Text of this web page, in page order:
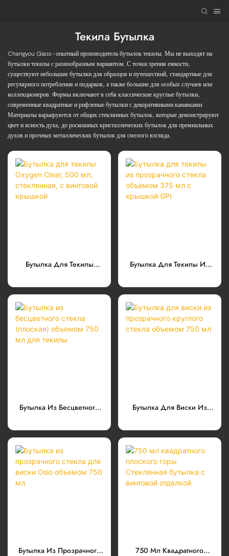
Текила Бутылка
Changyou Glass - опытный производитель бутылок текилы. Мы не выходят на
бутылки текилы с разнообразным вариантом. С точки зрения емкости,
существуют небольшие бутылки для образцов и путешествий, стандартные для
регулярного потребления и подарков, а также большие для особых случаев или
коллекционеров. Формы включают в себя классические круглые бутылки,
современные квадратные и рифленые бутылки с декоративными канавками.
Материалы варьируются от общих стеклянных бутылок, которые демонстрируют
цвет и ясность духа, до роскошных кристаллических бутылок для премиальных
духов и прочных металлических бутылок для смелого взгляда.
Бутылка Для Текилы
Стеклянная, С Винтовой
Крышкой
Бутылка Для Текилы Из
Объемом 375 Мл С
Крышкой GPI
Бутылка Из Бесцветного
Объемом 750 Мл Для
Текилы
Бутылка Для Виски Из
Стекла Объемом 750 Мл
Бутылка Из Прозрачного
750 Мл Квадратного